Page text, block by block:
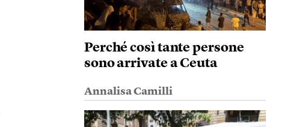
Perché così tante persone
sono arrivate a Ceuta
Annalisa Camilli